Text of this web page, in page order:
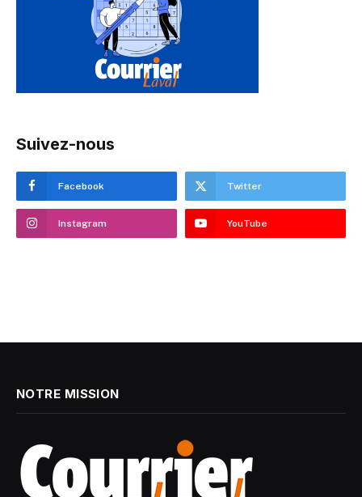
Suivez-nous
Facebook Twitter
Instagram YouTube
NOTRE MISSION